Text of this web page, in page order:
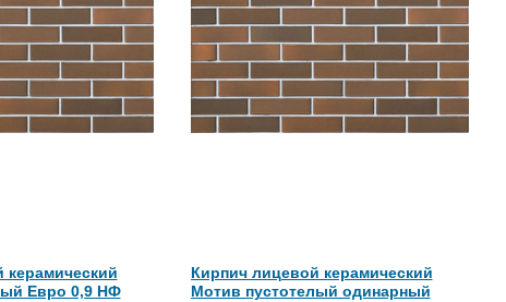
керамический
Евро 0,9 НФ
Кирпич лицевой керамический
Мотив пустотелый одинарный